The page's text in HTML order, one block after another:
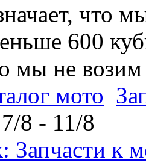
что
600
мы не
мото
8 - 11/8
Запчасти к